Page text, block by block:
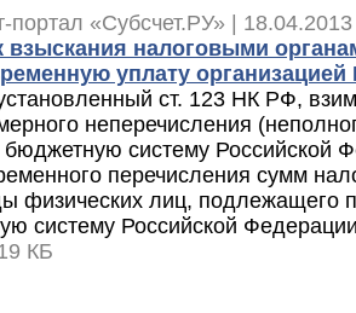
портал «Субсчет.РУ» |
взыскания налоговыми
уплату
ст. 123 НК РФ,
неперечисления
бюджетную систему Российской
перечисления сумм
физических лиц, подлежащего
систему Российской
КБ